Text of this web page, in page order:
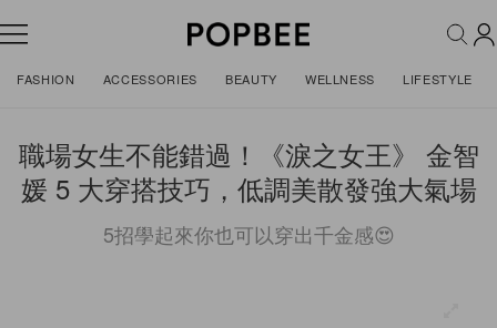
FASHION ACCESSORIES BEAUTY WELLNESS LIFESTYLE
職場女生不能錯過！《淚之女王》 金智
媛 5 大穿搭技巧，低調美散發強大氣場
5招學起來你也可以穿出千金感😍